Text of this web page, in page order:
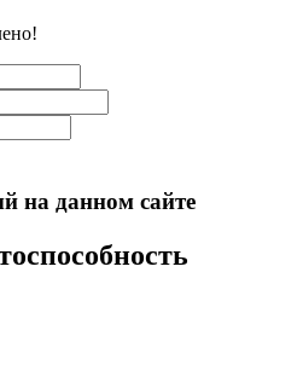
на данном сайте